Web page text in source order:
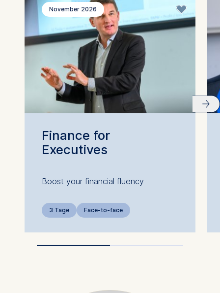
November 2026
Finance for
Executives
Boost your financial fluency
3 Tage Face-to-face